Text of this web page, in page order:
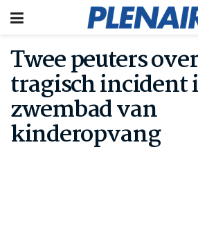
Twee peuters
tragisch incident
zwembad van
kinderopvang